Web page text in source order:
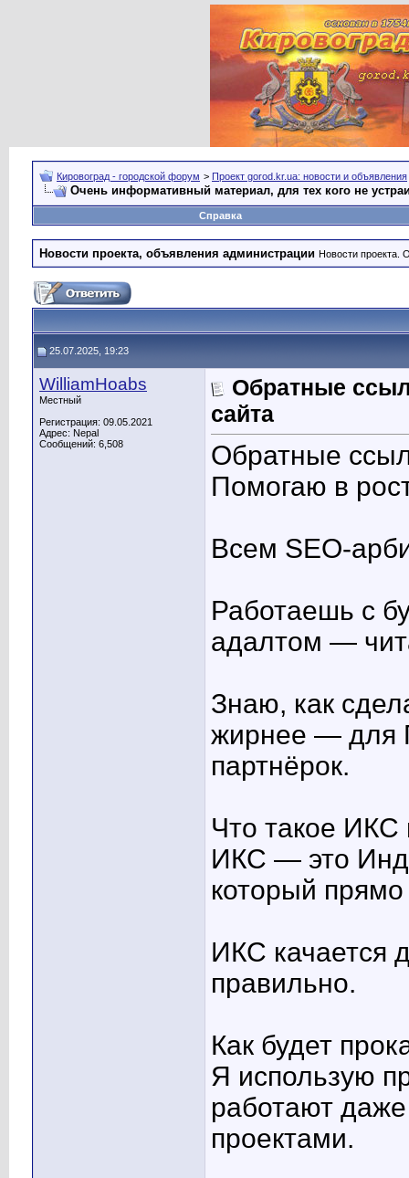
Кировоград - городской форум > Проект gorod.kr.ua: новости и объявления
Очень информативный материал, для тех кого не
Справка
Новости проекта, объявления администрации Новости проекта.
25.07.2025, 19:23
WilliamHoabs
Местный
Регистрация: 09.05.2021
Адрес: Nepal
Сообщений: 6,508
Обратные
сайта
Обратные
Помогаю в
Всем SEO-
Работаешь с
адалтом —
Знаю, как
жирнее — для
партнёрок.
Что такое ИКС
ИКС — это
который
ИКС качается
правильно.
Как будет
Я использую
работают
проектами.